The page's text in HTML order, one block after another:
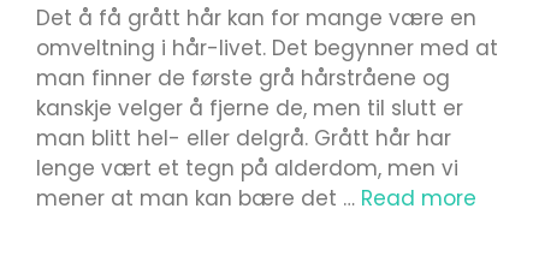
Det å få grått hår kan for mange være en
omveltning i hår-livet. Det begynner med at
man finner de første grå hårstråene og
kanskje velger å fjerne de, men til slutt er
man blitt hel- eller delgrå. Grått hår har
lenge vært et tegn på alderdom, men vi
mener at man kan bære det … Read more